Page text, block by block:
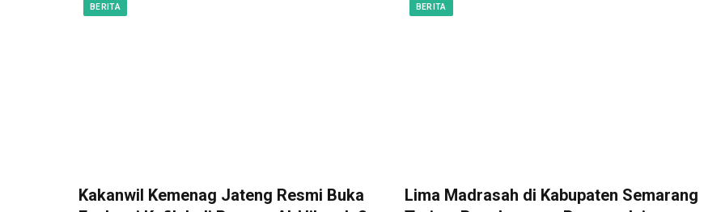
BERITA
Kakanwil Kemenag Jateng Resmi Buka
BERITA
Lima Madrasah di Kabupaten Semarang